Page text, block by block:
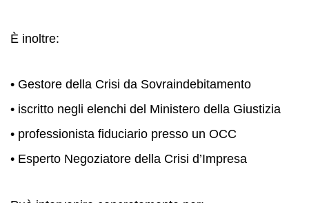
È inoltre:
• Gestore della Crisi da Sovraindebitamento
• iscritto negli elenchi del Ministero della Giustizia
• professionista fiduciario presso un OCC
• Esperto Negoziatore della Crisi d’Impresa